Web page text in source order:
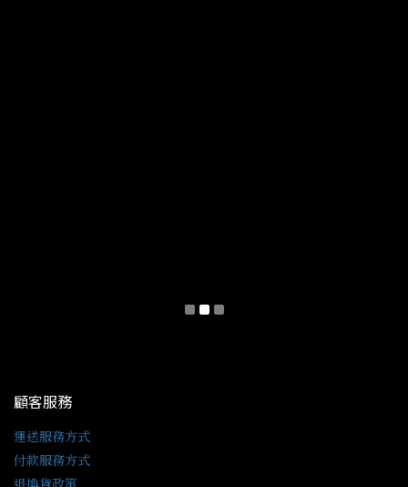
顧客服務
運送服務方式
付款服務方式